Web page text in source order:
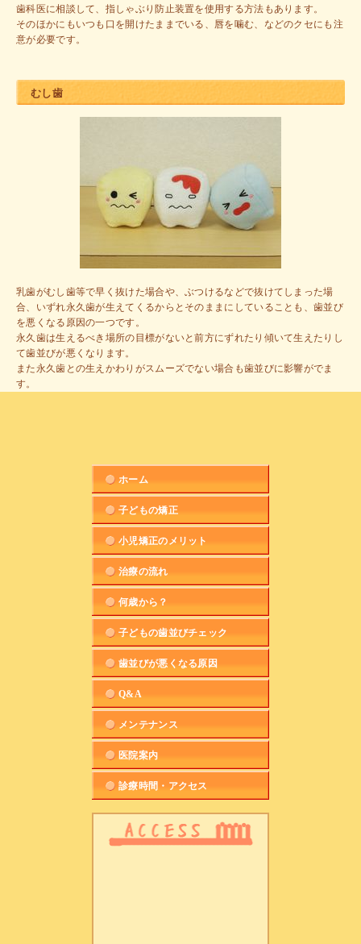
歯科医に相談して、指しゃぶり防止装置を使用する方法もあります。
そのほかにもいつも口を開けたままでいる、唇を噛む、などのクセにも注
意が必要です。
むし歯
乳歯がむし歯等で早く抜けた場合や、ぶつけるなどで抜けてしまった場
合、いずれ永久歯が生えてくるからとそのままにしていることも、歯並び
を悪くなる原因の一つです。
永久歯は生えるべき場所の目標がないと前方にずれたり傾いて生えたりし
て歯並びが悪くなります。
また永久歯との生えかわりがスムーズでない場合も歯並びに影響がでま
す。
ホーム
子どもの矯正
小児矯正のメリット
治療の流れ
何歳から？
子どもの歯並びチェック
歯並びが悪くなる原因
Q&A
メンテナンス
医院案内
診療時間・アクセス